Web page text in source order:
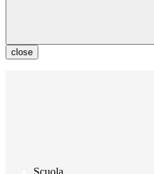
close